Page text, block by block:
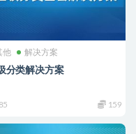
他 解决方案
分类解决方案
159